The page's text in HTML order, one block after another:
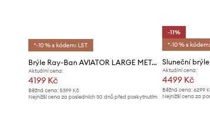
*-10 % s kódem: LST
Brýle Ray-Ban AVIATOR LARGE METAL
Aktuální cena:
4199 Kč
Běžná cena: 5399 Kč
Nejnižší cena za posledních 30 dnů před poskytnutím
-11%
*-10 % s
Sluneční
Aktuální cena:
4499 Kč
Běžná cena:6299
Nejnižší cena za